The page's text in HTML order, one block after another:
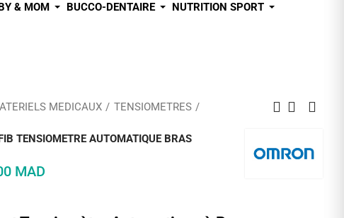
& MOM BUCCO-DENTAIRE NUTRITION SPORT
MEDICAUX TENSIOMETRES
TENSIOMETRE AUTOMATIQUE BRAS
MAD